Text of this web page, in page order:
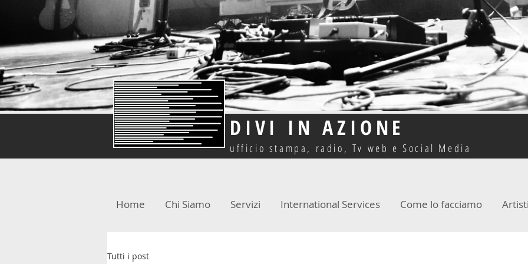
DIVI IN AZIONE
ufficio stampa, radio, Tv web e Social Media
Home Chi Siamo Servizi International Services Come lo facciamo
Tutti i post